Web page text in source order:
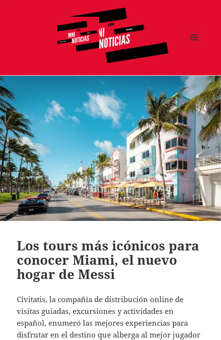
Los tours más icónicos para
conocer Miami, el nuevo
hogar de Messi
Civitatis, la compañía de distribución online de
visitas guiadas, excursiones y actividades en
español, enumeró las mejores experiencias para
disfrutar en el destino que alberga al mejor jugador